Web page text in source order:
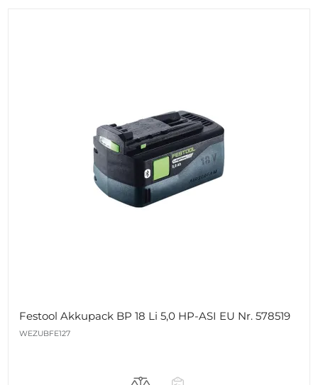
Festool Akkupack BP 18 Li 5,0 HP-ASI EU Nr. 578519
WEZUBFE127